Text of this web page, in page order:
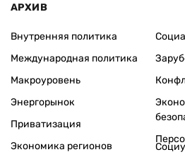
АРХИВ
Внутренняя политика
Международная политика
Макроуровень
Энергорынок
Приватизация
Экономика регионов